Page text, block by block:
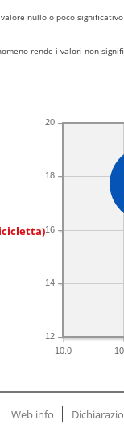
nullo o poco
rende i valori non
10.0
12
14
16
18
20
Web info